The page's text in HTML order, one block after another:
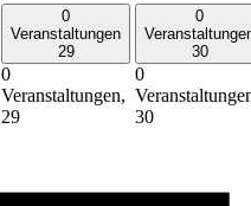
0
Veranstaltungen
29
0
Veranstaltungen,
29
0
30
0
30